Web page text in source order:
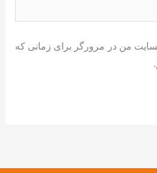
من در مرورگر برای زمانی که